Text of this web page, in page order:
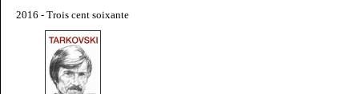
2016 - Trois cent soixante